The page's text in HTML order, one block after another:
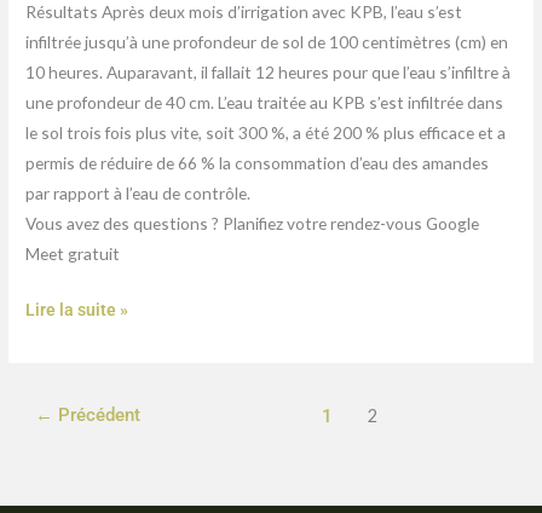
Résultats Après deux mois d’irrigation avec KPB, l’eau s’est
infiltrée jusqu’à une profondeur de sol de 100 centimètres (cm) en
10 heures. Auparavant, il fallait 12 heures pour que l’eau s’infiltre à
une profondeur de 40 cm. L’eau traitée au KPB s’est infiltrée dans
le sol trois fois plus vite, soit 300 %, a été 200 % plus efficace et a
permis de réduire de 66 % la consommation d’eau des amandes
par rapport à l’eau de contrôle.
Vous avez des questions ? Planifiez votre rendez-vous Google
Meet gratuit
Lire la suite »
← Précédent 1 2